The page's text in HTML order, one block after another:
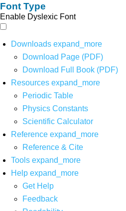
Font Type
Enable Dyslexic Font
Downloads expand_more
Download Page (PDF)
Download Full Book (PDF)
Resources expand_more
Periodic Table
Physics Constants
Scientific Calculator
Reference expand_more
Reference & Cite
Tools expand_more
Help expand_more
Get Help
Feedback